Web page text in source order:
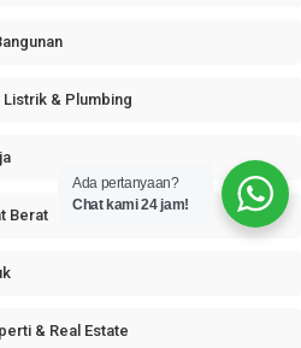
& Plumbing
Berat
& Real Estate
Ada pertanyaan?
Chat kami 24 jam!